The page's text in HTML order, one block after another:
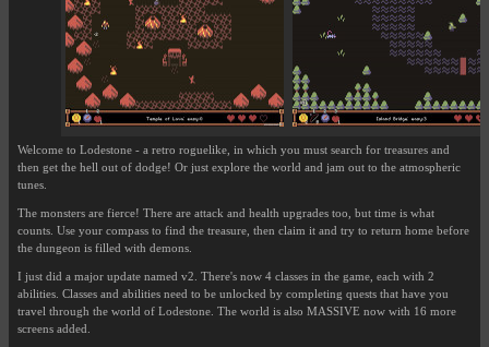
Welcome to Lodestone - a retro roguelike, in which you must search for treasures and
then get the hell out of dodge! Or just explore the world and jam out to the atmospheric
tunes.
The monsters are fierce! There are attack and health upgrades too, but time is what
counts. Use your compass to find the treasure, then claim it and try to return home before
the dungeon is filled with demons.
I just did a major update named v2. There's now 4 classes in the game, each with 2
abilities. Classes and abilities need to be unlocked by completing quests that have you
travel through the world of Lodestone. The world is also MASSIVE now with 16 more
screens added.